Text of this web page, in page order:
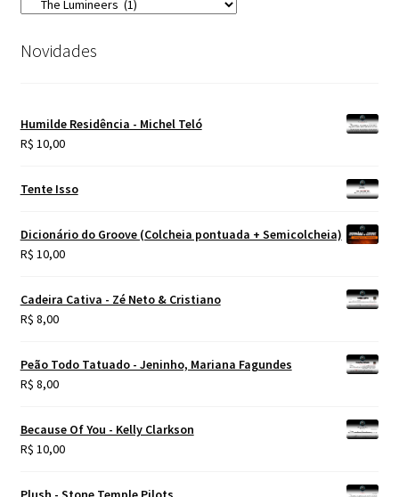
Novidades
Humilde Residência - Michel Teló
R$ 10,00
Tente Isso
Dicionário do Groove (Colcheia pontuada + Semicolcheia)
R$ 10,00
Cadeira Cativa - Zé Neto & Cristiano
R$ 8,00
Peão Todo Tatuado - Jeninho, Mariana Fagundes
R$ 8,00
Because Of You - Kelly Clarkson
R$ 10,00